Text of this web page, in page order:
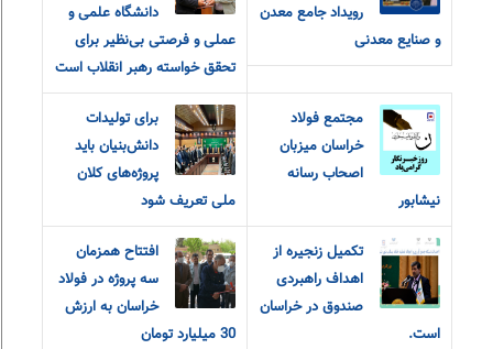
رویداد جامع معدن
و صنایع معدنی
دانشگاه علمی و
عملی و فرصتی بی‌نظیر برای
تحقق خواسته رهبر انقلاب است
مجتمع فولاد
خراسان میزبان
اصحاب رسانه
نیشابور
برای تولیدات
دانش‌بنیان باید
پروژه‌های کلان
ملی تعریف شود
تکمیل زنجیره از
اهداف راهبردی
صندوق در خراسان
است.
افتتاح همزمان
سه پروژه در فولاد
خراسان به ارزش
30 میلیارد تومان